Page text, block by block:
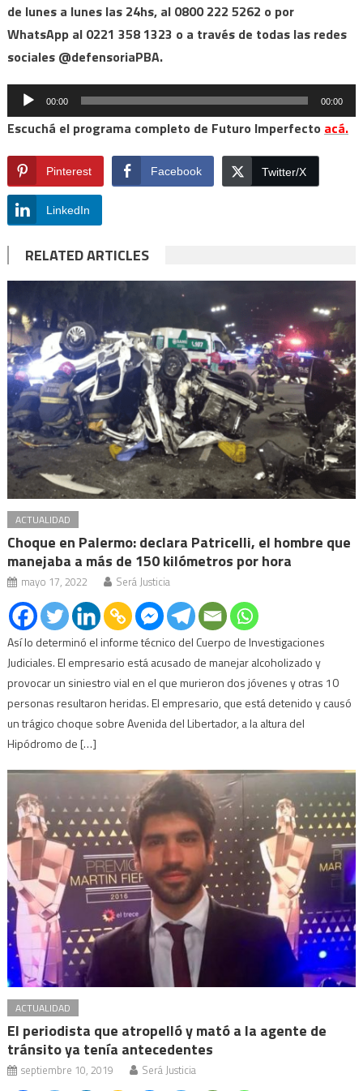
de lunes a lunes las 24hs, al 0800 222 5262 o por
WhatsApp al 0221 358 1323 o a través de todas las redes
sociales @defensoriaPBA.
Reproductor
de
00:00 00:00
Escuchá el programa completo de Futuro Imperfecto acá.
Pinterest Facebook Twitter/X
LinkedIn
RELATED ARTICLES
ACTUALIDAD
Choque en Palermo: declara Patricelli, el hombre que
manejaba a más de 150 kilómetros por hora
mayo 17, 2022 Será Justicia
Así lo determinó el informe técnico del Cuerpo de Investigaciones
Judiciales. El empresario está acusado de manejar alcoholizado y
provocar un siniestro vial en el que murieron dos jóvenes y otras 10
personas resultaron heridas. El empresario, que está detenido y causó
un trágico choque sobre Avenida del Libertador, a la altura del
Hipódromo de […]
ACTUALIDAD
El periodista que atropelló y mató a la agente de
tránsito ya tenía antecedentes
septiembre 10, 2019 Será Justicia